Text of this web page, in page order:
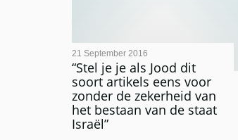
“Stel je je als Jood dit
soort artikels eens voor
zonder de zekerheid van
het bestaan van de staat
Israël”
21 September 2016